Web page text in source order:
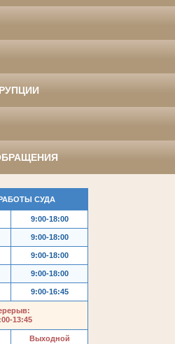
СУДА
9:00-18:00
9:00-18:00
9:00-18:00
9:00-18:00
9:00-16:45
13:45
Выходной